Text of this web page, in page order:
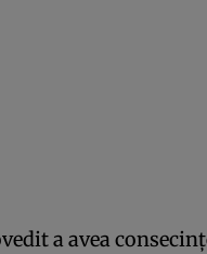
a avea